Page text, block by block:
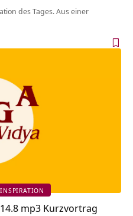
des Tages. Aus einer
mp3 Kurzvortrag